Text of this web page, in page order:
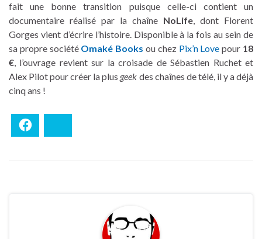
fait une bonne transition puisque celle-ci contient un
documentaire réalisé par la chaîne NoLife, dont Florent
Gorges vient d’écrire l’histoire. Disponible à la fois au sein de
sa propre société Omaké Books ou chez Pix’n Love pour 18
€, l’ouvrage revient sur la croisade de Sébastien Ruchet et
Alex Pilot pour créer la plus geek des chaînes de télé, il y a déjà
cinq ans !